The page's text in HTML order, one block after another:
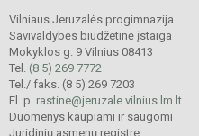
Vilniaus Jeruzalės progimnazija
Savivaldybės biudžetinė įstaiga
Mokyklos g. 9 Vilnius 08413
Tel. (8 5) 269 7772
Tel./ faks. (8 5) 269 7203
El. p. rastine@jeruzale.vilnius.lm.lt
Duomenys kaupiami ir saugomi
Juridinių asmenų registre